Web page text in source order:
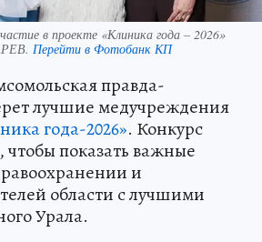
в проекте «Клиника года – 2026»
Перейти в Фотобанк КП
правда-
лучшие медучреждения
года-2026». Конкурс
чтобы показать важные
и
области с лучшими
Урала.